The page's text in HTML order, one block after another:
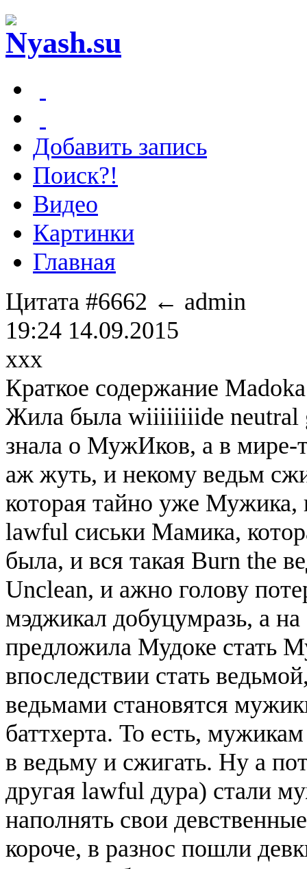
Добавить запись
Поиск?!
Видео
Картинки
Главная
Цитата #6662 ← admin
19:24 14.09.2015
xxx
Краткое содержание
Жила была wiiiiiiiide neutral
знала о МужИков, а в мире-
аж жуть, и некому ведьм
которая тайно уже Мужика,
lawful сиськи Мамика,
была, и вся такая Burn the
Unclean, и ажно голову
мэджикал добуцумразь, а
предложила Мудоке стать
впоследствии стать
ведьмами становятся
баттхерта. То есть,
в ведьму и сжигать. Ну а
другая lawful дура) стали
наполнять свои
короче, в разнос пошли